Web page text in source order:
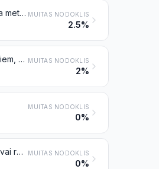
Juvelierizstrādājumi un to daļas no dārgmetāla vai ar dārgmetālu plaķēta metāla MUITAS NODOKLIS
2.5%
Zeltkaļu un sudrabkaļu darinājumi un to daļas no dārgmetāliem vai metāliem, kas plaķēti ar dārgmetāliem MUITAS NODOKLIS
2%
MUITAS NODOKLIS
0%
Izstrādājumi no dabiskām vai kultivētām pērlēm, dabiskiem, sintētiskiem vai reģenerētiem dārgakmeņiem vai pusdārgakmeņiem MUITAS NODOKLIS
0%